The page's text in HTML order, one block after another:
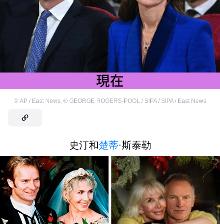
© AP / East News, © GEORGE ROGERS-POOL / SIPA / SIPA / East News
史汀和楚蒂·斯泰勒